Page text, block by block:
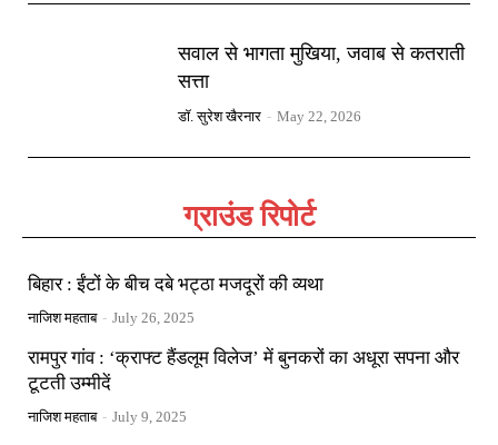
सवाल से भागता मुखिया, जवाब से कतराती
सत्ता
डॉ. सुरेश खैरनार - May 22, 2026
ग्राउंड रिपोर्ट
बिहार : ईंटों के बीच दबे भट्ठा मजदूरों की व्यथा
नाजिश महताब - July 26, 2025
रामपुर गांव : ‘क्राफ्ट हैंडलूम विलेज’ में बुनकरों का अधूरा सपना और
टूटती उम्मीदें
नाजिश महताब - July 9, 2025